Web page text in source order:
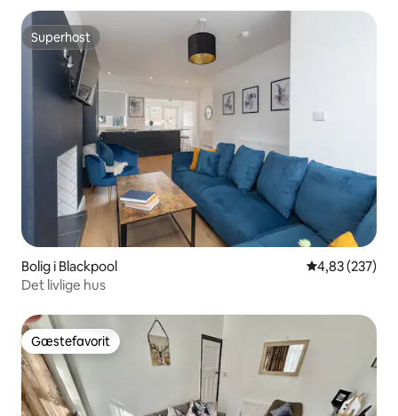
Superhost
Superhost
Bolig i Blackpool 4,83 ud af 5 i
4,83 (237)
Det livlige hus
Gæstefavorit
Gæstefavorit